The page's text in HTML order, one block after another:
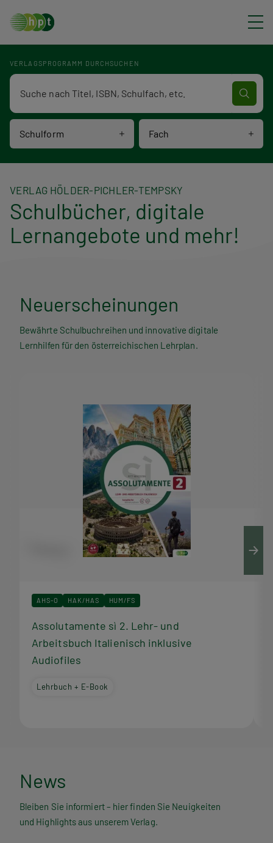
VERLAGSPROGRAMM DURCHSUCHEN
Schulform Fach
Verlagsprogramm Volltextsuche
VERLAG HÖLDER-PICHLER-TEMPSKY
Schulbücher, digitale
Lernangebote und mehr!
Neuerscheinungen
Bewährte Schulbuchreihen und innovative digitale
Lernhilfen für den österreichischen Lehrplan.
AHS-O HAK/HAS HUM/FS
Assolutamente sì 2. Lehr- und
Arbeitsbuch Italienisch inklusive
Audiofiles
Lehrbuch + E-Book
N
e
w
News
Bleiben Sie informiert – hier finden Sie Neuigkeiten
und Highlights aus unserem Verlag.